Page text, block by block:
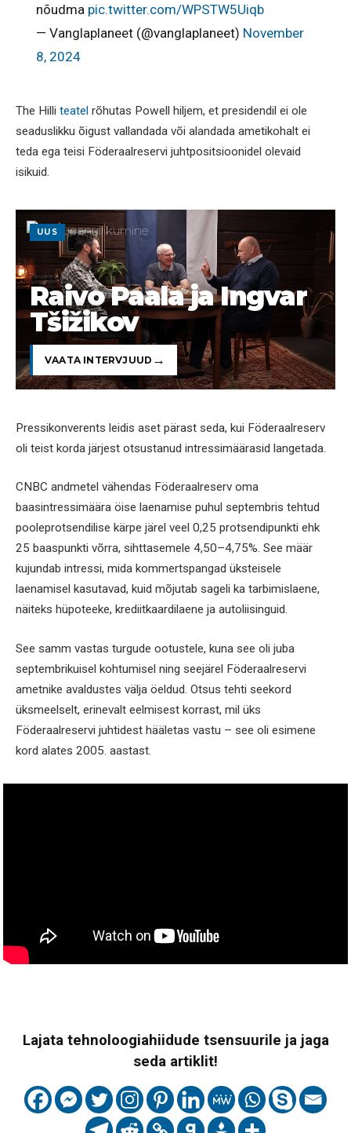
nõudma pic.twitter.com/WPSTW5Uiqb
— Vanglaplaneet (@vanglaplaneet) November
8, 2024
The Hilli teatel rõhutas Powell hiljem, et presidendil ei ole
seaduslikku õigust vallandada või alandada ametikohalt ei
teda ega teisi Föderaalreservi juhtpositsioonidel olevaid
isikuid.
UUS
Raivo Paala ja Ingvar
Tšižikov
VAATA INTERVJUUD
Pressikonverents leidis aset pärast seda, kui Föderaalreserv
oli teist korda järjest otsustanud intressimäärasid langetada.
CNBC andmetel vähendas Föderaalreserv oma
baasintressimäära öise laenamise puhul septembris tehtud
pooleprotsendilise kärpe järel veel 0,25 protsendipunkti ehk
25 baaspunkti võrra, sihttasemele 4,50–4,75%. See määr
kujundab intressi, mida kommertspangad üksteisele
laenamisel kasutavad, kuid mõjutab sageli ka tarbimislaene,
näiteks hüpoteeke, krediitkaardilaene ja autoliisinguid.
See samm vastas turgude ootustele, kuna see oli juba
septembrikuisel kohtumisel ning seejärel Föderaalreservi
ametnike avaldustes välja öeldud. Otsus tehti seekord
üksmeelselt, erinevalt eelmisest korrast, mil üks
Föderaalreservi juhtidest hääletas vastu – see oli esimene
kord alates 2005. aastast.
Lajata tehnoloogiahiidude tsensuurile ja jaga
seda artiklit!